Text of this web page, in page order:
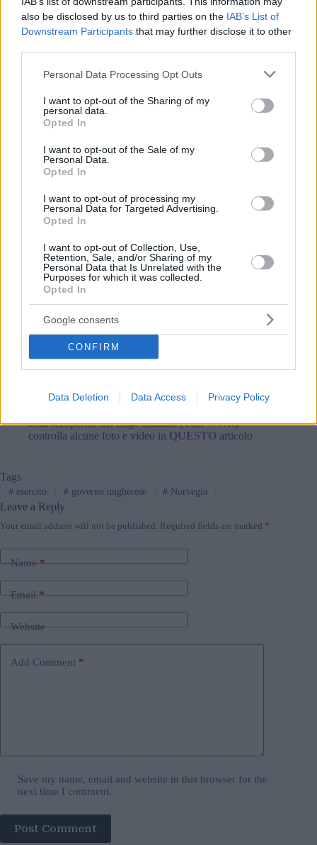
also be disclosed by us to third parties on the IAB’s List of
Downstream Participants that may further disclose it to other
Please note that this website/app uses one or more Google
not limited to your visit or usage behaviour. You may click to
grant or deny consent to Google and its third-party tags to
use your data for below specified purposes in below Google
consent section.
Personal Data Processing Opt Outs
I want to opt-out of the Sharing of my
personal data.
Opted In
I want to opt-out of the Sale of my
Personal Data.
Opted In
I want to opt-out of processing my
Personal Data for Targeted Advertising.
Opted In
I want to opt-out of Collection, Use,
Retention, Sale, and/or Sharing of my
Personal Data that Is Unrelated with the
Purposes for which it was collected.
Opted In
Google consents
CONFIRM
Data Deletion Data Access Privacy Policy
Leggi anche:
cercare rifugio in un bunker
armi recuperate nel Lago Balaton (Yek, WWII)
controlla alcune foto e video in QUESTO articolo
Tags
#esercito #governo ungherese # Norvegia
Leave a Reply
Your email address will not be published. Required fields are marked *
Name*
Email*
Website
Add Comment *
Save my name, email and website in this browser for the
next time I comment.
Post Comment